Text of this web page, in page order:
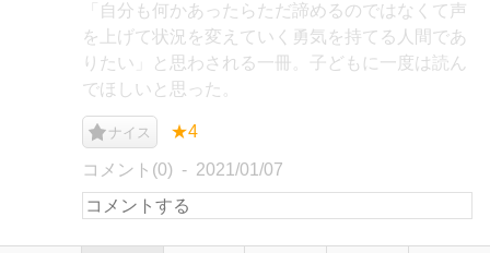
「自分も何かあったらただ諦めるのではなくて声
を上げて状況を変えていく勇気を持てる人間であ
りたい」と思わされる一冊。子どもに一度は読ん
でほしいと思った。
ナイス ★4
コメント(0) 2021/01/07